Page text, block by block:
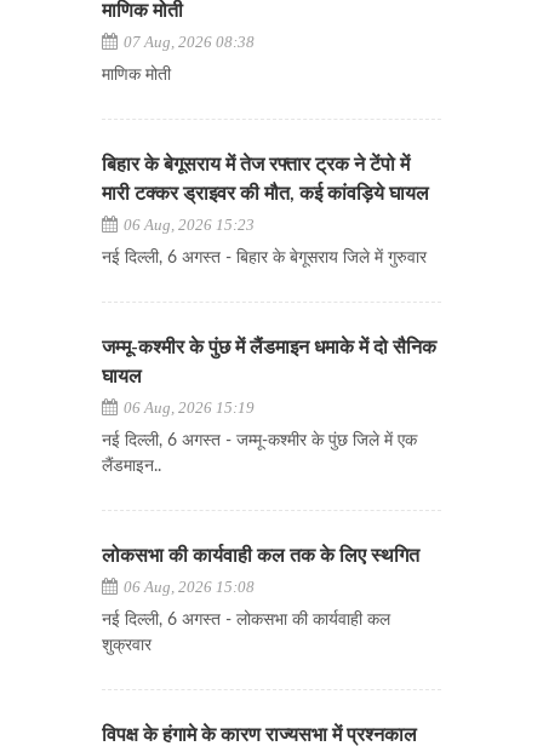
माणिक मोती
07 Aug, 2026 08:38
माणिक मोती
बिहार के बेगूसराय में तेज रफ्तार ट्रक ने टेंपो में
मारी टक्कर ड्राइवर की मौत, कई कांवड़िये घायल
06 Aug, 2026 15:23
नई दिल्ली, 6 अगस्त - बिहार के बेगूसराय जिले में गुरुवार
जम्मू-कश्मीर के पुंछ में लैंडमाइन धमाके में दो सैनिक
घायल
06 Aug, 2026 15:19
नई दिल्ली, 6 अगस्त - जम्मू-कश्मीर के पुंछ जिले में एक
लैंडमाइन..
लोकसभा की कार्यवाही कल तक के लिए स्थगित
06 Aug, 2026 15:08
नई दिल्ली, 6 अगस्त - लोकसभा की कार्यवाही कल
शुक्रवार
विपक्ष के हंगामे के कारण राज्यसभा में प्रश्नकाल